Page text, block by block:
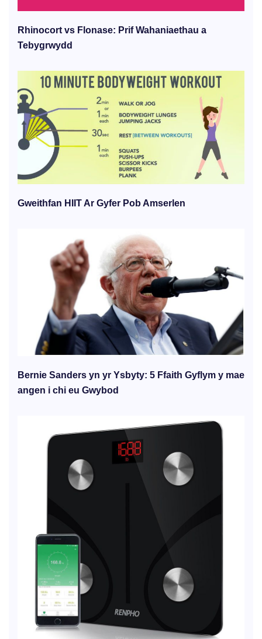
Rhinocort vs Flonase: Prif Wahaniaethau a
Tebygrwydd
Gweithfan HIIT Ar Gyfer Pob Amserlen
Bernie Sanders yn yr Ysbyty: 5 Ffaith Gyflym y mae
angen i chi eu Gwybod